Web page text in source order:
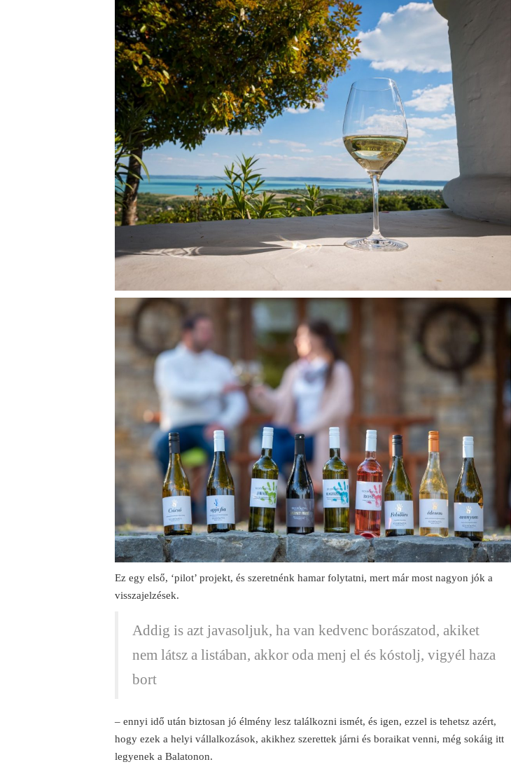
Ez egy első, ‘pilot’ projekt, és szeretnénk hamar folytatni, mert már most nagyon jók a
visszajelzések.
Addig is azt javasoljuk, ha van kedvenc borászatod, akiket
nem látsz a listában, akkor oda menj el és kóstolj, vigyél haza
bort
– ennyi idő után biztosan jó élmény lesz találkozni ismét, és igen, ezzel is tehetsz azért,
hogy ezek a helyi vállalkozások, akikhez szerettek járni és boraikat venni, még sokáig itt
legyenek a Balatonon.